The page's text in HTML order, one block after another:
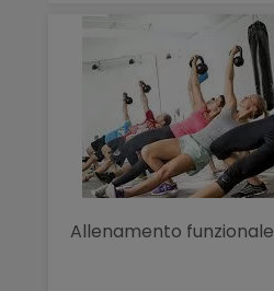
Allenamento funzionale